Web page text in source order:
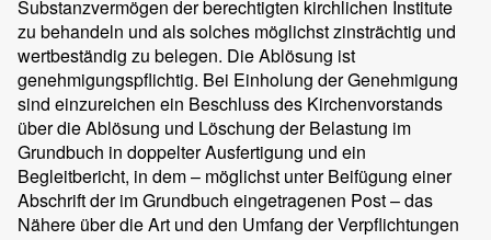
Substanzvermögen der berechtigten kirchlichen Institute
zu behandeln und als solches möglichst zinsträchtig und
wertbeständig zu belegen. Die Ablösung ist
genehmigungspflichtig. Bei Einholung der Genehmigung
sind einzureichen ein Beschluss des Kirchenvorstands
über die Ablösung und Löschung der Belastung im
Grundbuch in doppelter Ausfertigung und ein
Begleitbericht, in dem – möglichst unter Beifügung einer
Abschrift der im Grundbuch eingetragenen Post – das
Nähere über die Art und den Umfang der Verpflichtungen